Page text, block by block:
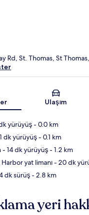
Harita
Rd, St. Thomas, St
Ulaşım
yürüyüş- 0.0 km
dk yürüyüş- 0.1 km
- 14 dk yürüyüş- 1.2 km
yat limanı- 20 dk
dk sürüş- 2.8 km
yeri